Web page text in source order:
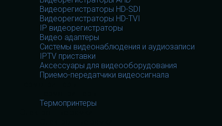
Видеорегистраторы HD-SDI
Видеорегистраторы HD-TVI
IP видеорегистраторы
Видео адаптеры
Системы видеонаблюдения и аудиозаписи
IPTV приставки
Аксессуары для видеооборудования
Приемо-передатчики видеосигнала
Термопринтеры